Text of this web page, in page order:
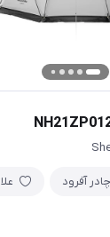
چادر آفرود